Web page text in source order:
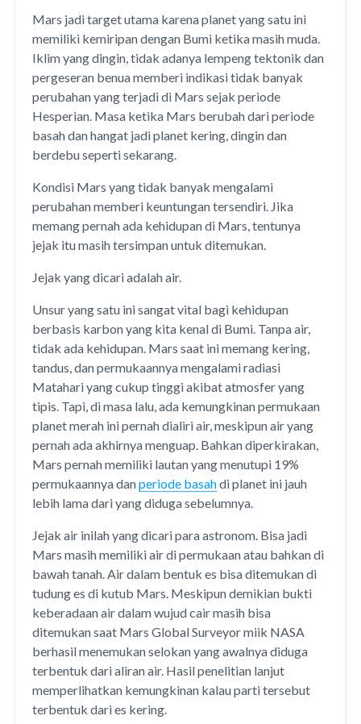
Mars jadi target utama karena planet yang satu ini
memiliki kemiripan dengan Bumi ketika masih muda.
Iklim yang dingin, tidak adanya lempeng tektonik dan
pergeseran benua memberi indikasi tidak banyak
perubahan yang terjadi di Mars sejak periode
Hesperian. Masa ketika Mars berubah dari periode
basah dan hangat jadi planet kering, dingin dan
berdebu seperti sekarang.
Kondisi Mars yang tidak banyak mengalami
perubahan memberi keuntungan tersendiri. Jika
memang pernah ada kehidupan di Mars, tentunya
jejak itu masih tersimpan untuk ditemukan.
Jejak yang dicari adalah air.
Unsur yang satu ini sangat vital bagi kehidupan
berbasis karbon yang kita kenal di Bumi. Tanpa air,
tidak ada kehidupan. Mars saat ini memang kering,
tandus, dan permukaannya mengalami radiasi
Matahari yang cukup tinggi akibat atmosfer yang
tipis. Tapi, di masa lalu, ada kemungkinan permukaan
planet merah ini pernah dialiri air, meskipun air yang
pernah ada akhirnya menguap. Bahkan diperkirakan,
Mars pernah memiliki lautan yang menutupi 19%
permukaannya danperiode basahdi planet ini jauh
lebih lama dari yang diduga sebelumnya.
Jejak air inilah yang dicari para astronom. Bisa jadi
Mars masih memiliki air di permukaan atau bahkan di
bawah tanah. Air dalam bentuk es bisa ditemukan di
tudung es di kutub Mars. Meskipun demikian bukti
keberadaan air dalam wujud cair masih bisa
ditemukan saat Mars Global Surveyor miik NASA
berhasil menemukan selokan yang awalnya diduga
terbentuk dari aliran air. Hasil penelitian lanjut
memperlihatkan kemungkinan kalau parti tersebut
terbentuk dari es kering.